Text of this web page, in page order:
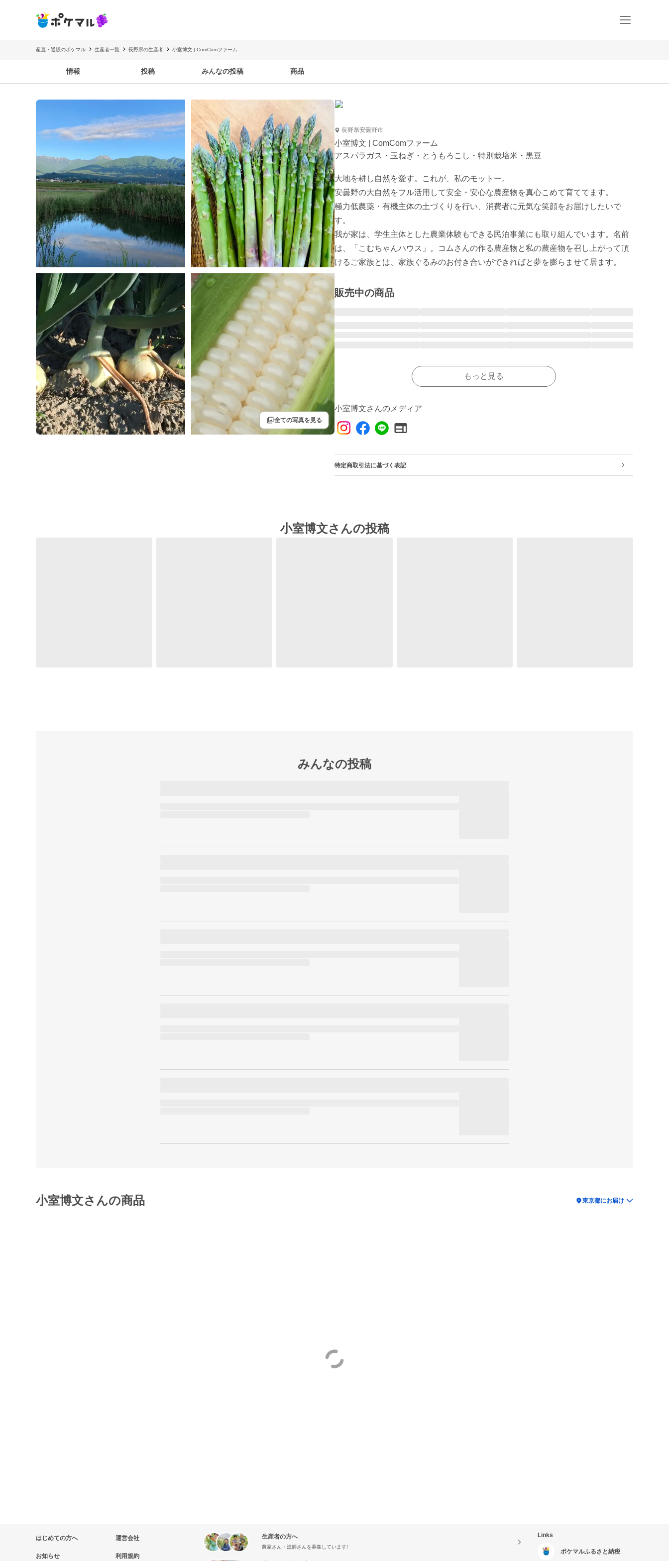
産直・通販のポケマル 生産者一覧 長野県の生産者 小室博文 | ComComファーム
情報 投稿 みんなの投稿 商品
filter全ての写真を見る
長野県安曇野市
小室博文 | ComComファーム
アスパラガス・玉ねぎ・とうもろこし・特別栽培米・黒豆
大地を耕し自然を愛す。これが、私のモットー。
安曇野の大自然をフル活用して安全・安心な農産物を真心こめて育ててます。
極力低農薬・有機主体の土づくりを行い、消費者に元気な笑顔をお届けしたいで
す。
我が家は、学生主体とした農業体験もできる民泊事業にも取り組んでいます。名前
は、「こむちゃんハウス」。コムさんの作る農産物と私の農産物を召し上がって頂
販売中の商品
もっと見る
小室博文さんのメディア
特定商取引法に基づく表記
小室博文さんの投稿
みんなの投稿
小室博文さんの商品 location_on東京都にお届け
はじめての方へ
お知らせ
運営会社
利用規約
生産者の方へ
農家さん・漁師さんを募集しています!
Links
ポケマルふるさと納税